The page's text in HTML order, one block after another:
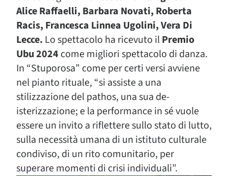
Alice Raffaelli, Barbara Novati, Roberta
Racis, Francesca Linnea Ugolini, Vera Di
Lecce. Lo spettacolo ha ricevuto ilPremio
Ubu 2024 come migliori spettacolo di danza.
In “Stuporosa” come per certi versi avviene
nel pianto rituale, “si assiste a una
stilizzazione del pathos, una sua de-
isterizzazione; e la performance in sé vuole
essere un invito a riflettere sullo stato di lutto,
sulla necessità umana di un istituto culturale
condiviso, di un rito comunitario, per
superare momenti di crisi individuali”.